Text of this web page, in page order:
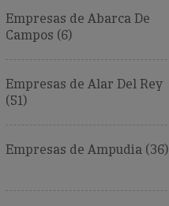
Empresas de Abarca De
Campos (6)
Empresas de Alar Del Rey
(51)
Empresas de Ampudia (36)